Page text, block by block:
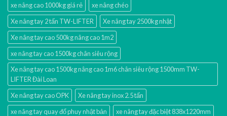
xe nâng cao 1000kg giá rẻ
xe nâng chéo
Xe nâng tay 2 tấn TW-LIFTER
Xe nâng tay 2500kg nhật
Xe nâng tay cao 500kg nâng cao 1m2
xe nâng tay cao 1500kg chân siêu rộng
Xe nâng tay cao 1500kg nâng cao 1m6 chân siêu rộng 1500mm TW-
LIFTER Đài Loan
Xe nâng tay cao OPK
Xe nâng tay inox 2.5 tấn
xe nâng tay quay đổ phuy nhật bản
xe nâng tay đặc biệt 838x1220mm